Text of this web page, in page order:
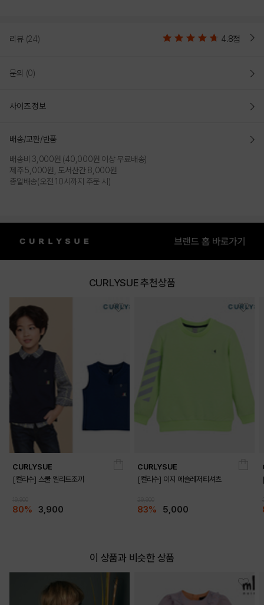
리뷰 (24) 4.8점
문의 (0)
사이즈 정보
배송/교환/반품
배송비 3,000원 (40,000원 이상 무료배송)
제주 5,000원, 도서산간 8,000원
총알배송(오전 10시까지 주문 시)
CURLYSUE 추천상품
CURLYSUE
[컬리수] 스쿨 엘리트조끼
80% 3,900
CURLYSUE
[컬리수] 이지 에슬레저티셔츠
83% 5,000
이 상품과 비슷한 상품